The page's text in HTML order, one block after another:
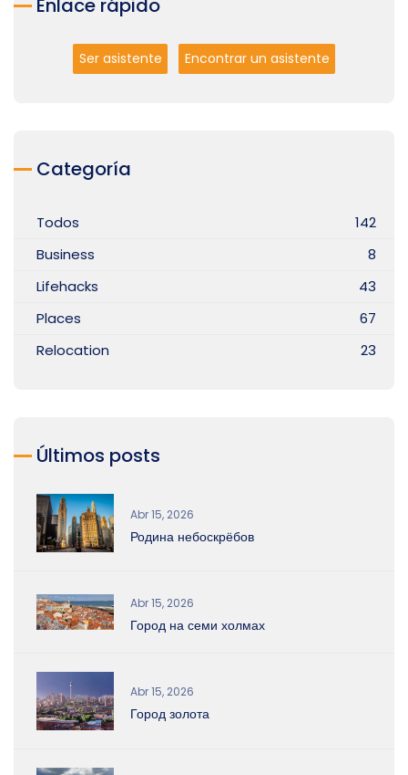
Enlace rápido
Ser asistente Encontrar un asistente
Categoría
Todos
142
Business
8
Lifehacks
43
Places
67
Relocation
23
Últimos posts
Abr 15, 2026
Родина небоскрёбов
Abr 15, 2026
Город на семи холмах
Abr 15, 2026
Город золота